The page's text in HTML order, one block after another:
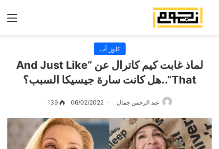
كلوز آب
لماذ غابت كيم كاترال عن “And Just Like
That”..هل كانت سارة جيسيكا السبب؟
عبد الرحمن جمال 06/02/2022
139